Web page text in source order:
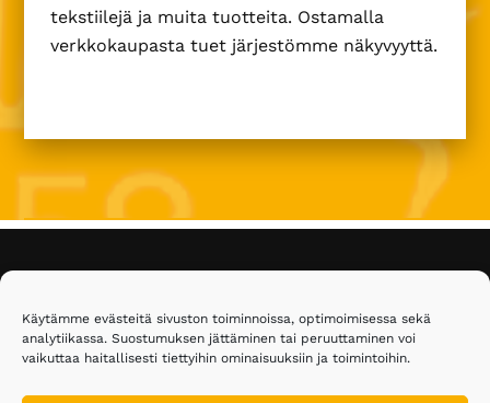
Käytämme evästeitä sivuston toiminnoissa, optimoimisessa sekä
analytiikassa. Suostumuksen jättäminen tai peruuttaminen voi
vaikuttaa haitallisesti tiettyihin ominaisuuksiin ja toimintoihin.
tekstiilejä ja muita tuotteita. Ostamalla
verkkokaupasta tuet järjestömme näkyvyyttä.
Malmin kauppatie 26